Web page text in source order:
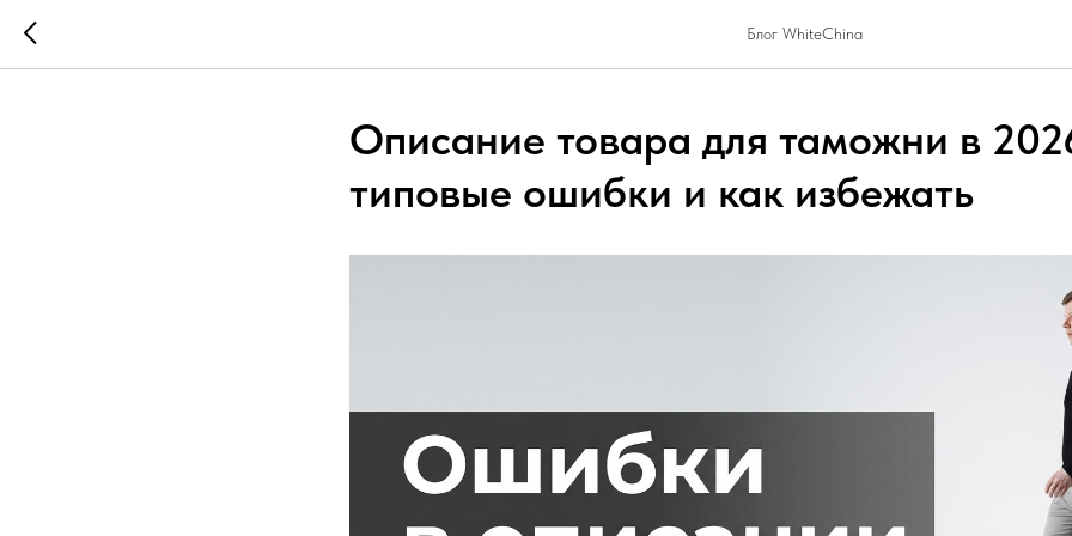
Блог WhiteChina
Описание товара для таможни в
типовые ошибки и как избежать